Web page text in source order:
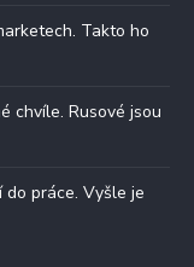
Takto ho
chvíle. Rusové jsou
do práce. Vyšle je